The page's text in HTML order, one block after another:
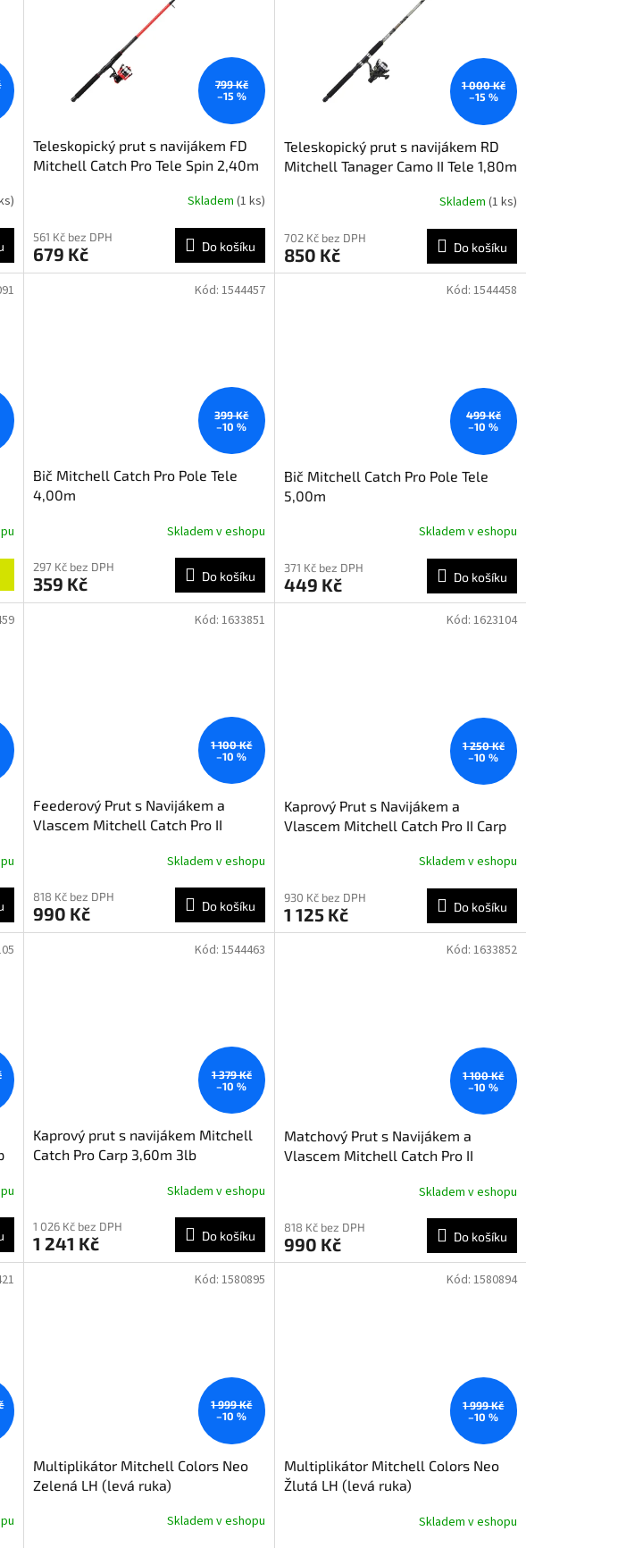
799 Kč
–15 %
Teleskopický prut s navijákem FD
Mitchell Catch Pro Tele Spin 2,40m
Skladem (1 ks)
561 Kč bez DPH
679 Kč Do košíku
1 000 Kč
–15 %
Teleskopický prut s navijákem RD
Mitchell Tanager Camo II Tele 1,80m
Skladem (1 ks)
702 Kč bez DPH
850 Kč Do košíku
399 Kč
–10 %
Bič Mitchell Catch Pro Pole Tele
4,00m
Skladem v eshopu
297 Kč bez DPH
359 Kč Do košíku
Kód: 1544457
499 Kč
–10 %
Bič Mitchell Catch Pro Pole Tele
5,00m
Skladem v eshopu
371 Kč bez DPH
449 Kč Do košíku
Kód: 1544458
1 100 Kč
–10 %
Feederový Prut s Navijákem a
Vlascem Mitchell Catch Pro II
Skladem v eshopu
818 Kč bez DPH
990 Kč Do košíku
Kód: 1633851
1 250 Kč
–10 %
Kaprový Prut s Navijákem a
Vlascem Mitchell Catch Pro II Carp
Skladem v eshopu
930 Kč bez DPH
1 125 Kč Do košíku
Kód: 1623104
1 379 Kč
–10 %
Kaprový prut s navijákem Mitchell
Catch Pro Carp 3,60m 3lb
Skladem v eshopu
1 026 Kč bez DPH
1 241 Kč Do košíku
Kód: 1544463
1 100 Kč
–10 %
Matchový Prut s Navijákem a
Vlascem Mitchell Catch Pro II
Skladem v eshopu
818 Kč bez DPH
990 Kč Do košíku
Kód: 1633852
1 999 Kč
–10 %
Multiplikátor Mitchell Colors Neo
Zelená LH (levá ruka)
Skladem v eshopu
Kód: 1580895
1 999 Kč
–10 %
Multiplikátor Mitchell Colors Neo
Žlutá LH (levá ruka)
Skladem v eshopu
Kód: 1580894